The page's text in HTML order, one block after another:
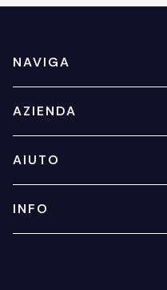
NAVIGA
AZIENDA
AIUTO
INFO